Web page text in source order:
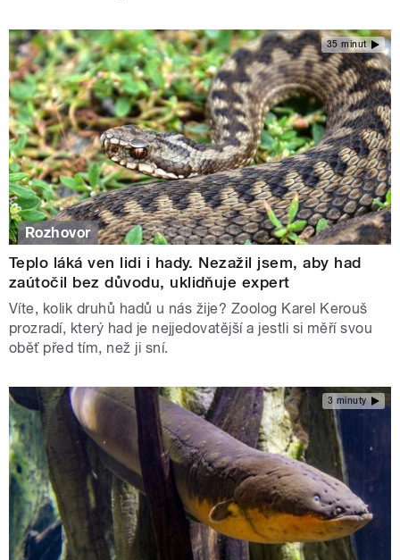
35 minut
Rozhovor
Teplo láká ven lidi i hady. Nezažil jsem, aby had
zaútočil bez důvodu, uklidňuje expert
Víte, kolik druhů hadů u nás žije? Zoolog Karel Kerouš
prozradí, který had je nejjedovatější a jestli si měří svou
oběť před tím, než ji sní.
3 minuty